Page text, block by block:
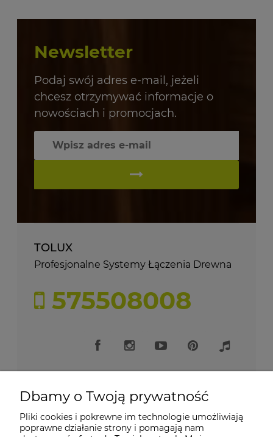
Newsletter
Podaj swój adres e-mail, jeżeli
chcesz otrzymywać informacje o
nowościach i promocjach.
TOLUX
Profesjonalne Systemy Łączenia Drewna
575508008
Moje konto
Dbamy o Twoją prywatność
Pliki cookies i pokrewne im technologie umożliwiają
poprawne działanie strony i pomagają nam